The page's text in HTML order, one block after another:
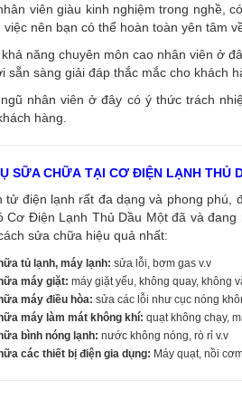
viên giàu kinh nghiệm trong nghề,
việc nên bạn có thể hoàn toàn yên tâm
năng chuyên môn cao nhân viên ở
sẵn sàng giải đáp thắc mắc cho khách
nhân viên ở đây có ý thức trách
hàng.
SỮA CHỮA TẠI CƠ ĐIỆN LẠNH THỦ
tử điện lạnh rất đa dạng và phong
Cơ Điện Lạnh Thủ Dầu Một đã và
sửa chữa hiệu quả nhất:
tủ lạnh, máy lạnh: sửa lỗi, bơm gas v.v
máy giặt: máy giặt yếu, không quay, không
máy điều hòa: sửa các lỗi như cục nóng
máy làm mát không khí: quạt không chạy,
bình nóng lạnh: nước không nóng, rò rỉ v.v
các thiết bị điện gia dụng: Máy quạt, nồi